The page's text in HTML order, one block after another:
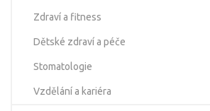
Zdraví a fitness
Dětské zdraví a péče
Stomatologie
Vzdělání a kariéra